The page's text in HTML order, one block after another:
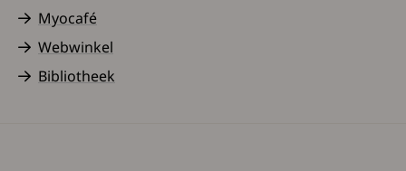
Myocafé
Webwinkel
Bibliotheek